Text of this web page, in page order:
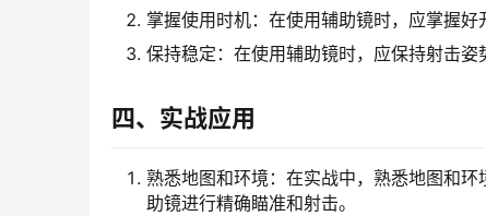
掌握使用时机：在使用辅助镜时，应掌握
保持稳定：在使用辅助镜时，应保持射击姿
四、实战应用
熟悉地图和环境：在实战中，熟悉地图和
助镜进行精确瞄准和射击。